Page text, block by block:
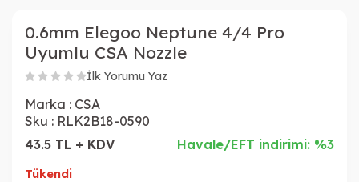
0.6mm Elegoo Neptune 4/4 Pro
Uyumlu CSA Nozzle
İlk Yorumu Yaz
Marka : CSA
Sku : RLK2B18-0590
43.5 TL + KDV
Havale/EFT indirimi: %3
Tükendi